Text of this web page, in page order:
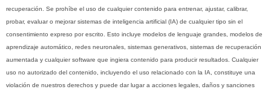
recuperación. Se prohíbe el uso de cualquier contenido para entrenar, ajustar, calibrar,
probar, evaluar o mejorar sistemas de inteligencia artificial (IA) de cualquier tipo sin el
consentimiento expreso por escrito. Esto incluye modelos de lenguaje grandes, modelos de
aprendizaje automático, redes neuronales, sistemas generativos, sistemas de recuperación
aumentada y cualquier software que ingiera contenido para producir resultados. Cualquier
uso no autorizado del contenido, incluyendo el uso relacionado con la IA, constituye una
violación de nuestros derechos y puede dar lugar a acciones legales, daños y sanciones